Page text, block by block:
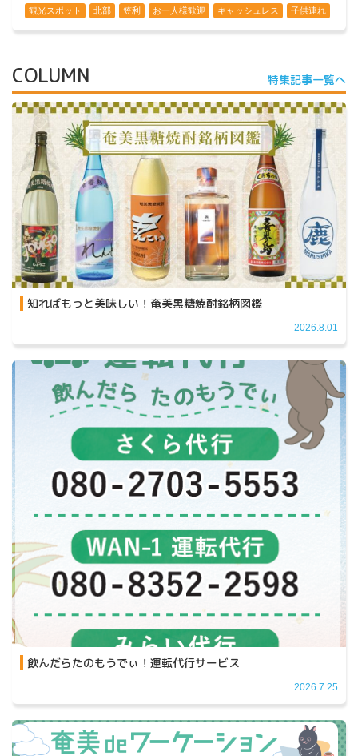
観光スポット 北部 笠利 お一人様歓迎 キャッシュレス 子供連れ
COLUMN 特集記事一覧へ
知ればもっと美味しい！奄美黒糖焼酎銘柄図鑑
2026.8.01
飲んだらたのもうでぃ！運転代行サービス
2026.7.25